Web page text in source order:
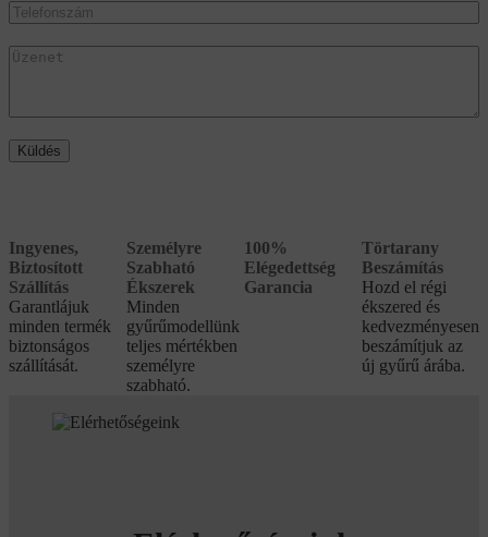
Küldés
Ingyenes,
Biztosított
Szállítás
Garantlájuk
minden termék
biztonságos
szállítását.
Személyre
Szabható
Ékszerek
Minden
gyűrűmodellünk
teljes mértékben
személyre
szabható.
100%
Elégedettség
Garancia
Törtarany
Beszámítás
Hozd el régi
ékszered és
kedvezményesen
beszámítjuk az
új gyűrű árába.